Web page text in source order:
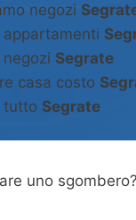
negozi
appartamenti
Segrate
casa costo
tutto Segrate
uno